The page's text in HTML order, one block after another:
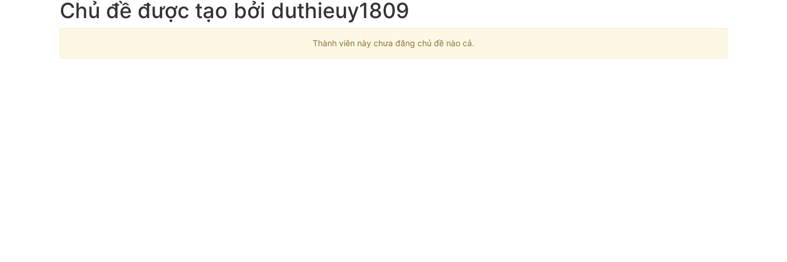
Chủ đề được tạo bởi duthieuy1809
Thành viên này chưa đăng chủ đề nào cả.